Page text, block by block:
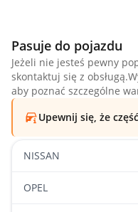
Pasuje do pojazdu
Jeżeli nie jesteś pewny
skontaktuj się z
aby poznać szczególne
Upewnij się, że
NISSAN
OPEL